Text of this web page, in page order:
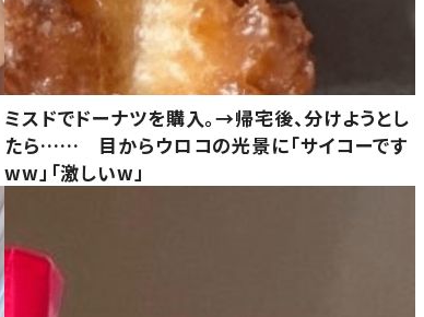
ミスドでドーナツを購入。→帰宅後、分けようとし
たら…… 目からウロコの光景に「サイコーです
ww」「激しいw」